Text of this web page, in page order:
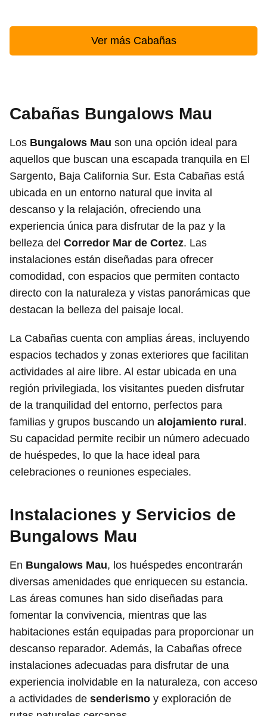
Ver más Cabañas
Cabañas Bungalows Mau
Los Bungalows Mau son una opción ideal para
aquellos que buscan una escapada tranquila en El
Sargento, Baja California Sur. Esta Cabañas está
ubicada en un entorno natural que invita al
descanso y la relajación, ofreciendo una
experiencia única para disfrutar de la paz y la
belleza del Corredor Mar de Cortez. Las
instalaciones están diseñadas para ofrecer
comodidad, con espacios que permiten contacto
directo con la naturaleza y vistas panorámicas que
destacan la belleza del paisaje local.
La Cabañas cuenta con amplias áreas, incluyendo
espacios techados y zonas exteriores que facilitan
actividades al aire libre. Al estar ubicada en una
región privilegiada, los visitantes pueden disfrutar
de la tranquilidad del entorno, perfectos para
familias y grupos buscando un alojamiento rural.
Su capacidad permite recibir un número adecuado
de huéspedes, lo que la hace ideal para
celebraciones o reuniones especiales.
Instalaciones y Servicios de
Bungalows Mau
En Bungalows Mau, los huéspedes encontrarán
diversas amenidades que enriquecen su estancia.
Las áreas comunes han sido diseñadas para
fomentar la convivencia, mientras que las
habitaciones están equipadas para proporcionar un
descanso reparador. Además, la Cabañas ofrece
instalaciones adecuadas para disfrutar de una
experiencia inolvidable en la naturaleza, con acceso
a actividades de senderismo y exploración de